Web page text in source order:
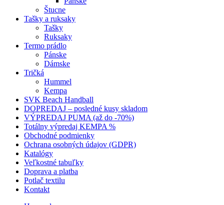
Štucne
Tašky a ruksaky
Tašky
Ruksaky
Termo prádlo
Pánske
Dámske
Tričká
Hummel
Kempa
SVK Beach Handball
DOPREDAJ – posledné kusy skladom
VÝPREDAJ PUMA (až do -70%)
Totálny výpredaj KEMPA %
Obchodné podmienky
Ochrana osobných údajov (GDPR)
Katalógy
Veľkostné tabuľky
Doprava a platba
Potlač textilu
Kontakt